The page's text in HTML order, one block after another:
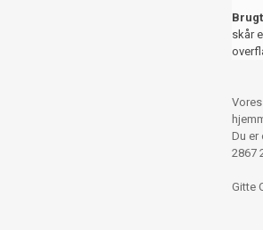
skår
Du er
2867
Gitte